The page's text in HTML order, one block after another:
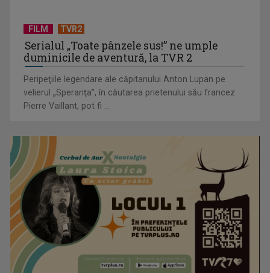
Sănătatea copiilor, la ruleta rusească: Nevaccinarea
împotriva rujeolei a ...
FILM TVR2
Serialul „Toate pânzele sus!” ne umple
duminicile de aventură, la TVR 2
Peripeţiile legendare ale căpitanului Anton Lupan pe
velierul „Speranţa”, în căutarea prietenului său francez